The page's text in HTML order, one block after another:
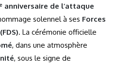
anniversaire de l’attaque
solennel à ses Forces
. La cérémonie officielle
, dans une atmosphère
, sous le signe de